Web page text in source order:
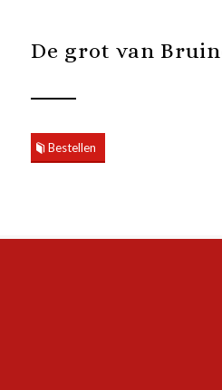
De grot van
Bestellen